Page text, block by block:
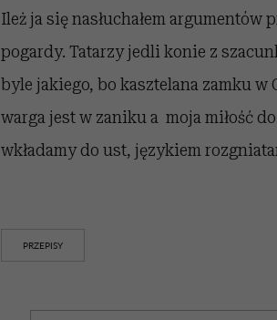
Ileż ja się nasłuchałem argumentów
pogardy. Tatarzy jedli konie z
byle jakiego, bo kasztelana zamku
warga jest w zaniku a moja miłość
wkładamy do ust, językiem
PRZEPISY